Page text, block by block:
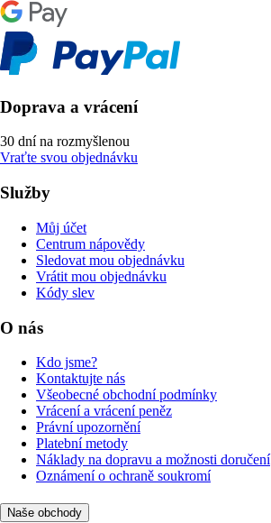
Doprava a vrácení
30 dní na rozmyšlenou
Vraťte svou objednávku
Služby
Můj účet
Centrum nápovědy
Sledovat mou objednávku
Vrátit mou objednávku
Kódy slev
O nás
Kdo jsme?
Kontaktujte nás
Všeobecné obchodní podmínky
Vrácení a vrácení peněz
Právní upozornění
Platební metody
Náklady na dopravu a možnosti doručení
Oznámení o ochraně soukromí
Naše obchody